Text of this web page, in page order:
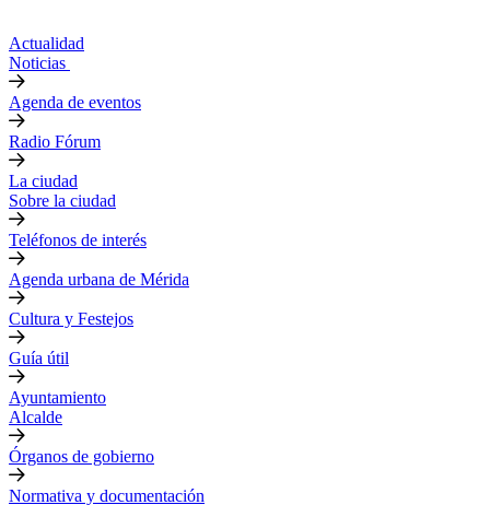
Actualidad
Noticias
Agenda de eventos
Radio Fórum
La ciudad
Sobre la ciudad
Teléfonos de interés
Agenda urbana de Mérida
Cultura y Festejos
Guía útil
Ayuntamiento
Alcalde
Órganos de gobierno
Normativa y documentación